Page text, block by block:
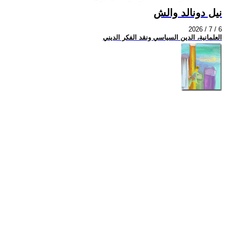
نيل دونالد والش
2026 / 7 / 6
العلمانية، الدين السياسي ونقد الفكر الديني